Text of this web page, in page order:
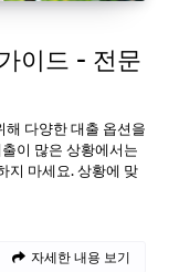
이드 - 전문
다양한 대출 옵션을
이 많은 상황에서는
지 마세요. 상황에 맞
자세한 내용 보기